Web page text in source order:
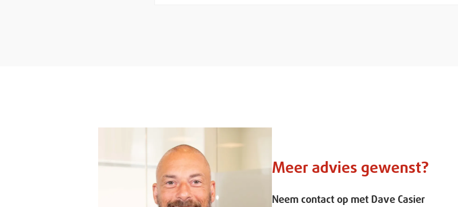
Meer advies gewenst?
Neem contact op met Dave Casier